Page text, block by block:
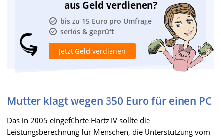
aus Geld verdienen?
bis zu 15 Euro pro Umfrage
seriös & geprüft
Jetzt Geld verdienen
Mutter klagt wegen 350 Euro für einen PC
Das in 2005 eingeführte Hartz IV sollte die
Leistungsberechnung für Menschen, die Unterstützung vom